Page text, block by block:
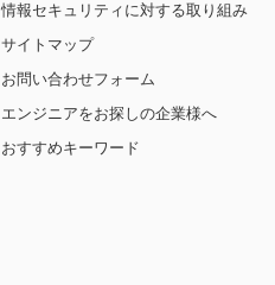
情報セキュリティに対する取り組み
サイトマップ
お問い合わせフォーム
エンジニアをお探しの企業様へ
おすすめキーワード